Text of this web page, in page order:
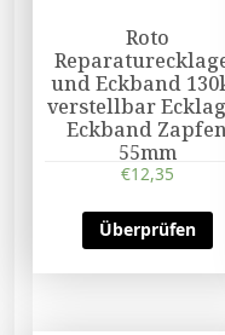
Roto
und Eckband
verstellbar
Eckband
55mm
€12,35
Überprüfen